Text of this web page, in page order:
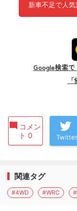
新車不足で人
Google検索
コメン
ト 0
Twitter
関連タグ
#4WD #WRC